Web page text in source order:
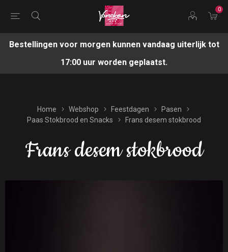
0
Bestellingen voor morgen kunnen vandaag uiterlijk tot
17:00 uur worden geplaatst.
Home Webshop Feestdagen
Pasen
Paas Stokbrood en Snacks
Frans desem stokbrood
Frans desem stokbrood